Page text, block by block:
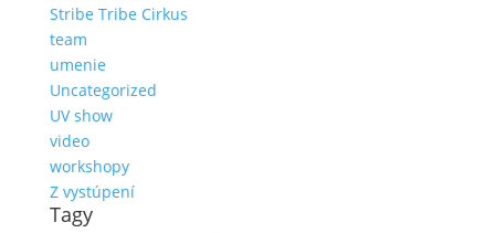
Stribe Tribe Cirkus
team
umenie
Uncategorized
UV show
video
workshopy
Z vystúpení
Tagy